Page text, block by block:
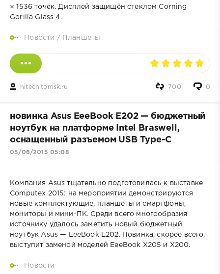
× 1536 точек. Дисплей защищён стеклом Corning
Gorilla Glass 4.
Новости / Планшеты
hitech.tomsk.ru 0
700
новинка Asus EeeBook E202 — бюджетный
ноутбук на платформе Intel Braswell,
оснащенный разъемом USB Type-C
05/06/2015 05:08
Компания Asus тщательно подготовилась к выставке
Computex 2015: на мероприятии демонстрируются
новые комплектующие, планшеты и смартфоны,
мониторы и мини-ПК. Среди всего многообразия
источнику удалось заметить новый бюджетный
ноутбук Asus — EeeBook E202. Новинка, скорее всего,
выступит заменой моделей EeeBook X205 и X200.
Новости